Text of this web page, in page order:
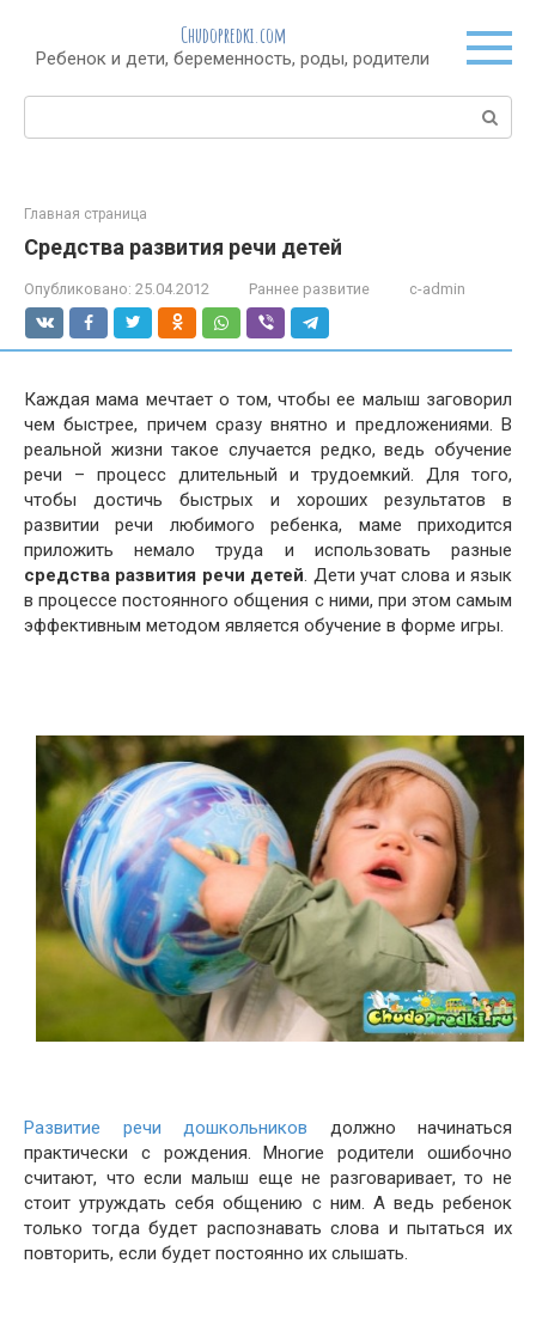
контенту
Chudopredki.com
Ребенок и дети, беременность, роды, родители
Поиск:
Главная страница
Средства развития речи детей
Опубликовано: 25.04.2012 Раннее развитие c-admin
Каждая мама мечтает о том, чтобы ее малыш заговорил
чем быстрее, причем сразу внятно и предложениями. В
реальной жизни такое случается редко, ведь обучение
речи – процесс длительный и трудоемкий. Для того,
чтобы достичь быстрых и хороших результатов в
развитии речи любимого ребенка, маме приходится
приложить немало труда и использовать разные
средства развития речи детей. Дети учат слова и язык
в процессе постоянного общения с ними, при этом самым
эффективным методом является обучение в форме игры.
Развитие речи дошкольников должно начинаться
практически с рождения. Многие родители ошибочно
считают, что если малыш еще не разговаривает, то не
стоит утруждать себя общению с ним. А ведь ребенок
только тогда будет распознавать слова и пытаться их
повторить, если будет постоянно их слышать.